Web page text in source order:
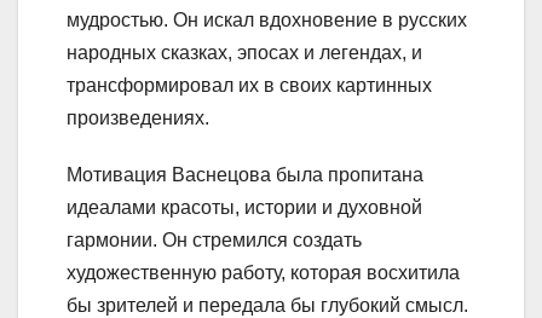
мудростью. Он искал вдохновение в русских
народных сказках, эпосах и легендах, и
трансформировал их в своих картинных
произведениях.
Мотивация Васнецова была пропитана
идеалами красоты, истории и духовной
гармонии. Он стремился создать
художественную работу, которая восхитила
бы зрителей и передала бы глубокий смысл.